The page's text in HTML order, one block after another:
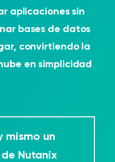
aplicaciones sin
bases de datos
convirtiendo la
en simplicidad
mismo un
Nutanix